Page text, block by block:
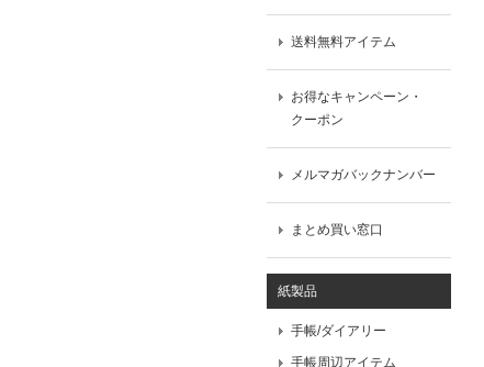
送料無料アイテム
お得なキャンペーン・
クーポン
メルマガバックナンバー
まとめ買い窓口
紙製品
手帳/ダイアリー
手帳周辺アイテム